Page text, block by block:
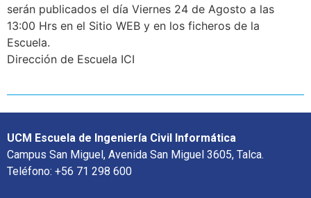
serán publicados el día Viernes 24 de Agosto a las
13:00 Hrs en el Sitio WEB y en los ficheros de la
Escuela.
Dirección de Escuela ICI
UCM Escuela de Ingeniería Civil Informática
Campus San Miguel, Avenida San Miguel 3605, Talca.
Teléfono: +56 71 298 600